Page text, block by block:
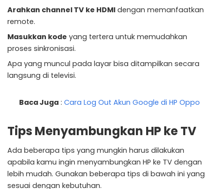
Arahkan channel TV ke HDMI dengan memanfaatkan
remote.
Masukkan kode yang tertera untuk memudahkan
proses sinkronisasi.
Apa yang muncul pada layar bisa ditampilkan secara
langsung di televisi.
Baca Juga : Cara Log Out Akun Google di HP Oppo
Tips Menyambungkan HP ke TV
Ada beberapa tips yang mungkin harus dilakukan
apabila kamu ingin menyambungkan HP ke TV dengan
lebih mudah. Gunakan beberapa tips di bawah ini yang
sesuai dengan kebutuhan.